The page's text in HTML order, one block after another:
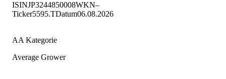
ISINJP3244850008WKN–
Ticker5595.TDatum06.08.2026
AA Kategorie
Average Grower